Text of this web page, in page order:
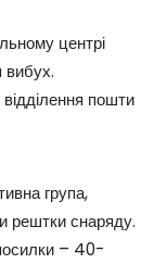
центрі
вибух.
пошти
група,
рештки снаряду.
– 40-